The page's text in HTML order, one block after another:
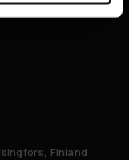
Finland